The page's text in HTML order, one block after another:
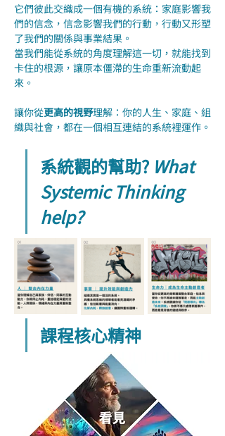
它們彼此交織成一個有機的系統：家庭影響我
們的信念，信念影響我們的行動，行動又形塑
了我們的關係與事業結果。
當我們能從系統的角度理解這一切，就能找到
卡住的根源，讓原本僵滯的生命重新流動起
來。
讓你從更高的視野理解：你的人生、家庭、組
織與社會，都在一個相互連結的系統裡運作。
系統觀的幫助? What
Systemic Thinking
help?
課程核心精神